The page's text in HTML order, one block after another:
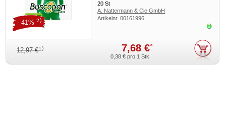
20St
A. Nattermann & Cie GmbH
Artikelnr.00161996
12,97 €1) 7,68 €*
- 41% 2)
0,38 € pro 1 Stk